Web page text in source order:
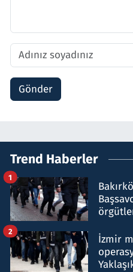
Gönder
Trend Haberler
1
İzmir
2